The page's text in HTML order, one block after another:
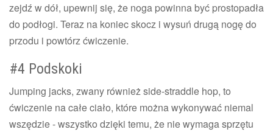
zejdź w dół, upewnij się, że noga powinna być prostopadła
do podłogi. Teraz na koniec skocz i wysuń drugą nogę do
przodu i powtórz ćwiczenie.
#4 Podskoki
Jumping jacks, zwany również side-straddle hop, to
ćwiczenie na całe ciało, które można wykonywać niemal
wszędzie - wszystko dzięki temu, że nie wymaga sprzętu